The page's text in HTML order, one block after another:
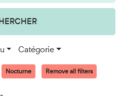
Catégorie
Nocturne Remove all filters